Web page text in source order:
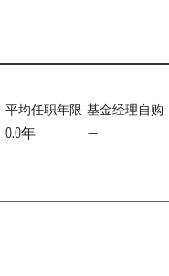
平均任职年限
0.0年
基金经理自购
—